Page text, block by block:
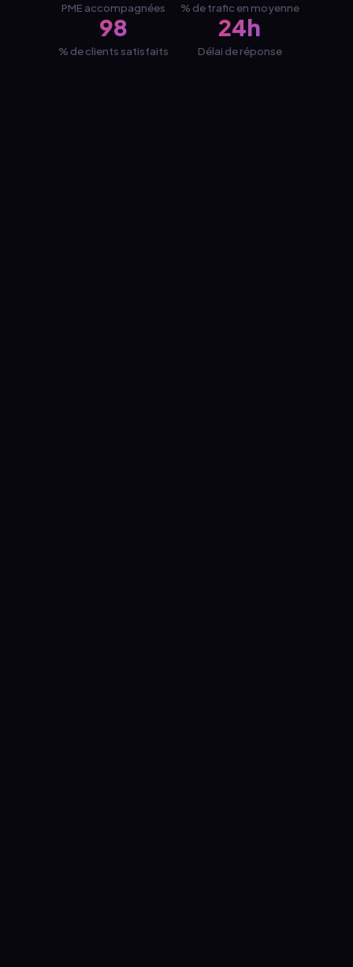
PME accompagnées % de trafic en moyenne
98
% de clients satisfaits
24h
Délai de réponse